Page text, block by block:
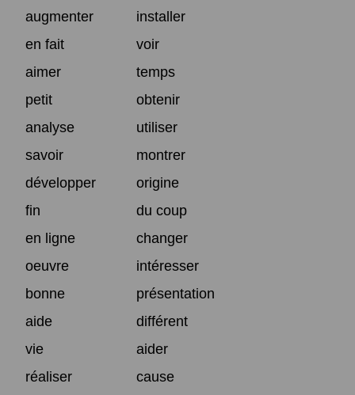
augmenter
installer
en fait
voir
aimer
temps
petit
obtenir
analyse
utiliser
savoir
montrer
développer
origine
fin
du coup
en ligne
changer
oeuvre
intéresser
bonne
présentation
aide
différent
vie
aider
réaliser
cause